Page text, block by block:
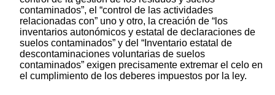
contaminados”, el “control de las actividades
relacionadas con” uno y otro, la creación de “los
inventarios autonómicos y estatal de declaraciones de
suelos contaminados” y del “Inventario estatal de
descontaminaciones voluntarias de suelos
contaminados” exigen precisamente extremar el celo en
el cumplimiento de los deberes impuestos por la ley.